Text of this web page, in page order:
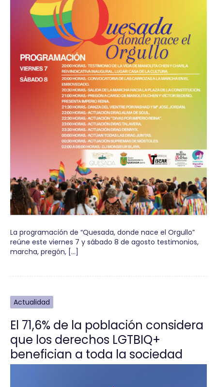
La programación de “Quesada, donde nace el Orgullo”
reúne este viernes 7 y sábado 8 de agosto testimonios,
marcha, pregón, […]
Actualidad
El 71,6% de la población considera
que los derechos LGTBIQ+
benefician a toda la sociedad